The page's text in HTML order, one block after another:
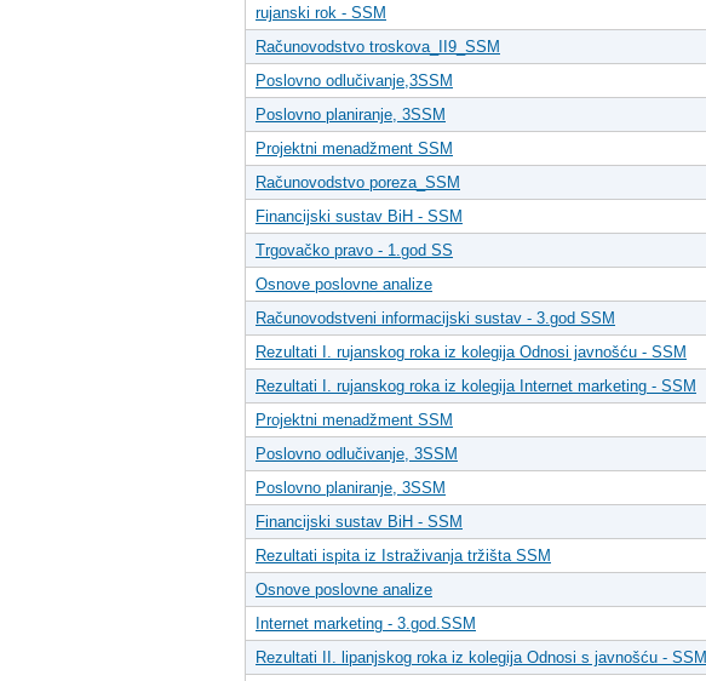
rujanski rok - SSM
Računovodstvo troskova_II9_SSM
Poslovno odlučivanje,3SSM
Poslovno planiranje, 3SSM
Projektni menadžment SSM
Računovodstvo poreza_SSM
Financijski sustav BiH - SSM
Trgovačko pravo - 1.god SS
Osnove poslovne analize
Računovodstveni informacijski sustav - 3.god SSM
Rezultati I. rujanskog roka iz kolegija Odnosi javnošću - SSM
Rezultati I. rujanskog roka iz kolegija Internet marketing - SSM
Projektni menadžment SSM
Poslovno odlučivanje, 3SSM
Poslovno planiranje, 3SSM
Financijski sustav BiH - SSM
Rezultati ispita iz Istraživanja tržišta SSM
Osnove poslovne analize
Internet marketing - 3.god.SSM
Rezultati II. lipanjskog roka iz kolegija Odnosi s javnošću - SSM